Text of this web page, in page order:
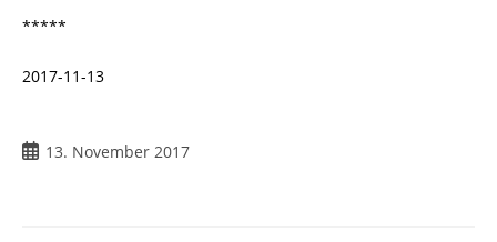
*****
2017-11-13
13. November 2017